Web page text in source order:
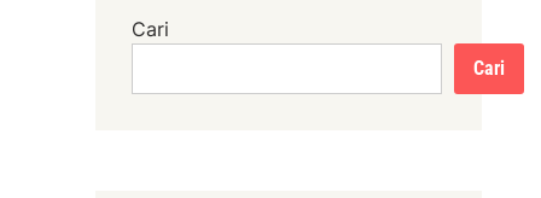
Cari
Cari